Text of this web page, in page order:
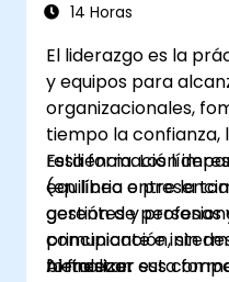
14 Horas
El liderazgo es la
y equipos para
organizacionales,
tiempo la
resiliencia. Los
equilibrio entre la
gestión de personas
comunicación, sin
bienestar.
Esta formación
(en línea o
gerentes y
principiante e
fortalecer sus
Al finalizar esta